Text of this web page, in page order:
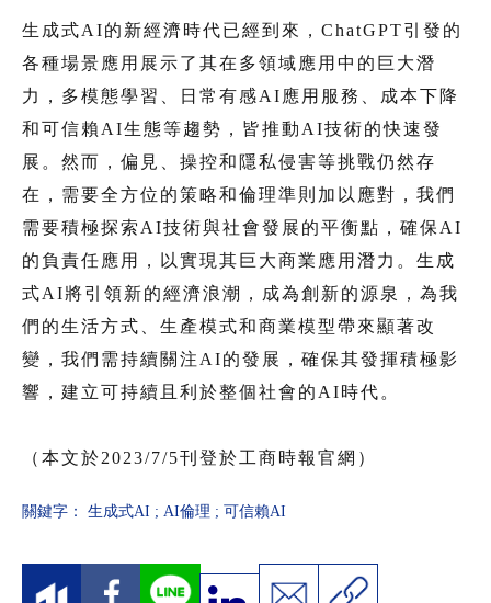
生成式AI的新經濟時代已經到來，ChatGPT引發的
各種場景應用展示了其在多領域應用中的巨大潛
力，多模態學習、日常有感AI應用服務、成本下降
和可信賴AI生態等趨勢，皆推動AI技術的快速發
展。然而，偏見、操控和隱私侵害等挑戰仍然存
在，需要全方位的策略和倫理準則加以應對，我們
需要積極探索AI技術與社會發展的平衡點，確保AI
的負責任應用，以實現其巨大商業應用潛力。生成
式AI將引領新的經濟浪潮，成為創新的源泉，為我
們的生活方式、生產模式和商業模型帶來顯著改
變，我們需持續關注AI的發展，確保其發揮積極影
響，建立可持續且利於整個社會的AI時代。
（本文於2023/7/5刊登於工商時報官網）
關鍵字： 生成式AI ; AI倫理 ; 可信賴AI